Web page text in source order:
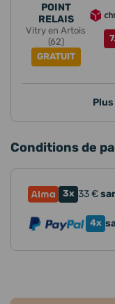
POINT
RELAIS
Vitry en Artois
(62)
GRATUIT
Conditions de
3x 33€
4x